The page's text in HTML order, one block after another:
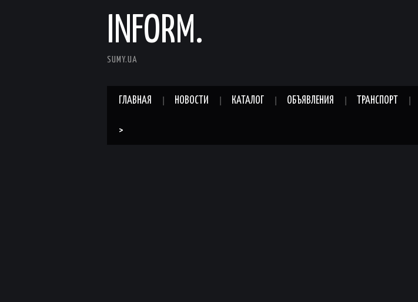
INFORM.
SUMY.UA
ГЛАВНАЯ НОВОСТИ КАТАЛОГ ОБЪЯВЛЕНИЯ ТРАНСПОРТ
>